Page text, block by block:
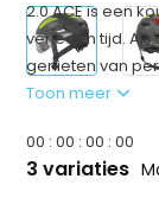
2.0 ACE is een
verleden tijd.
genieten van
Toon meer
00 :00 :00 :00
3 variaties